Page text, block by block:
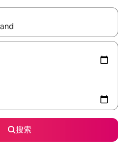
下方向键查看，或通过点击或滑动手势
搜索